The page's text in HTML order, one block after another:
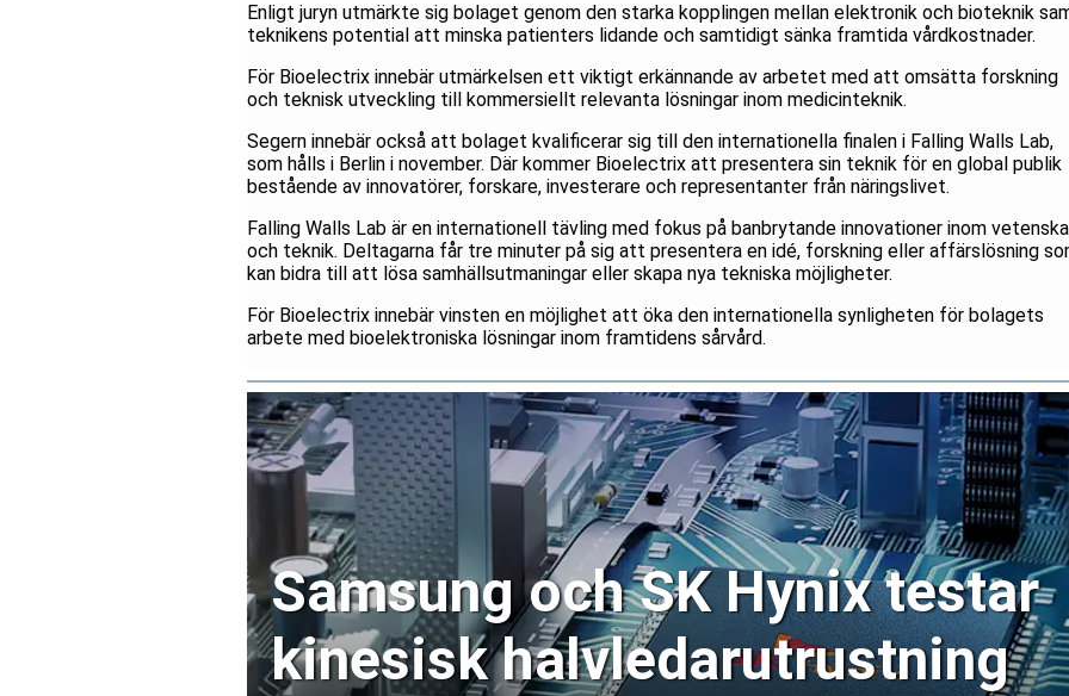
Enligt juryn utmärkte sig bolaget genom den starka kopplingen mellan elektronik och bioteknik
teknikens potential att minska patienters lidande och samtidigt sänka framtida vårdkostnader.
För Bioelectrix innebär utmärkelsen ett viktigt erkännande av arbetet med att omsätta forskning
och teknisk utveckling till kommersiellt relevanta lösningar inom medicinteknik.
Segern innebär också att bolaget kvalificerar sig till den internationella finalen i Falling Walls Lab,
som hålls i Berlin i november. Där kommer Bioelectrix att presentera sin teknik för en global publik
bestående av innovatörer, forskare, investerare och representanter från näringslivet.
Falling Walls Lab är en internationell tävling med fokus på banbrytande innovationer inom
och teknik. Deltagarna får tre minuter på sig att presentera en idé, forskning eller affärslösning
kan bidra till att lösa samhällsutmaningar eller skapa nya tekniska möjligheter.
För Bioelectrix innebär vinsten en möjlighet att öka den internationella synligheten för bolagets
arbete med bioelektroniska lösningar inom framtidens sårvård.
Samsung och SK Hynix testar
kinesisk halvledarutrustning